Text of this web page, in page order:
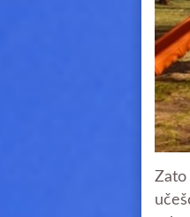
Zato